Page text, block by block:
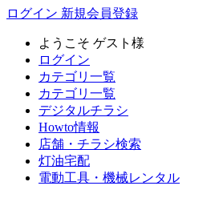
ログイン 新規会員登録
ようこそ ゲスト様
ログイン
カテゴリ一覧
カテゴリ一覧
デジタルチラシ
Howto情報
店舗・チラシ検索
灯油宅配
電動工具・機械レンタル